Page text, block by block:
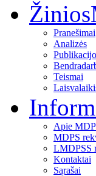
Žinios
Pranešimai
Analizės
Teismai
Apie
MDPS
LMDPSS
Kontaktai
Sąrašai